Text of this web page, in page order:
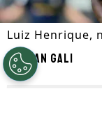
Luiz Henrique,
Por Ian Gali